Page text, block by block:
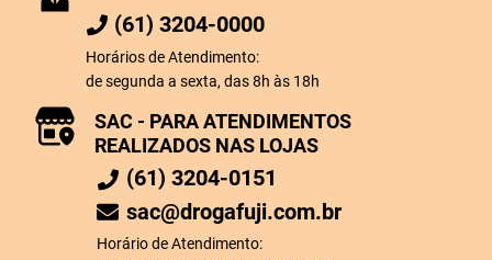
(61) 3204-0000
Horários de Atendimento:
de segunda a sexta, das 8h às 18h
SAC - PARA ATENDIMENTOS
REALIZADOS NAS LOJAS
(61) 3204-0151
sac@drogafuji.com.br
Horário de Atendimento: